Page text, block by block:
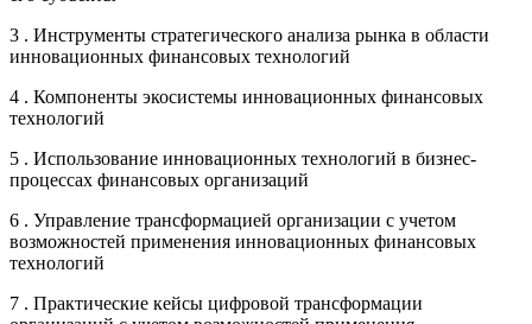
3 . Инструменты стратегического анализа рынка в области
инновационных финансовых технологий
4 . Компоненты экосистемы инновационных финансовых
технологий
5 . Использование инновационных технологий в бизнес-
процессах финансовых организаций
6 . Управление трансформацией организации с учетом
возможностей применения инновационных финансовых
технологий
7 . Практические кейсы цифровой трансформации